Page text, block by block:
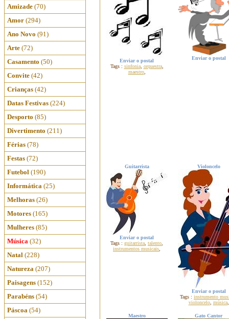
Amizade (70)
Amor (294)
Ano Novo (91)
Arte (72)
Casamento (50)
Convite (42)
Crianças (42)
Datas Festivas (224)
Desporto (85)
Divertimento (211)
Férias (78)
Festas (72)
Futebol (190)
Informática (25)
Melhoras (26)
Motores (165)
Mulheres (85)
Música (32)
Natal (228)
Natureza (207)
Paisagens (152)
Parabéns (54)
Páscoa (54)
Enviar o postal
Tags : sinfonia, orquestra,
maestro,
Enviar o postal
Guitarrista
Enviar o postal
Tags : guitarrista talento
instrumentos musicais
Violoncelo
Enviar o postal
Tags : instrumento
violoncelo, música,
Maestro Gato Cantor